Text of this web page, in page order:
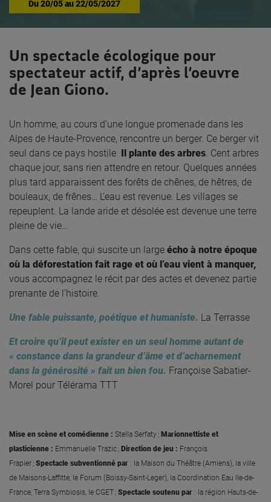
Du20/05au22/05/2027
Un spectacle écologique pour
spectateur actif, d’après l’oeuvre
de Jean Giono.
Un homme, au cours d’une longue promenade dans les
Alpes de Haute-Provence, rencontre un berger. Ce berger vit
seul dans ce pays hostile. Il plante des arbres. Cent arbres
chaque jour, sans rien attendre en retour. Quelques années
plus tard apparaissent des forêts de chênes, de hêtres, de
bouleaux, de frênes… L’eau est revenue. Les villages se
repeuplent. La lande aride et désolée est devenue une terre
pleine de vie…
Dans cette fable, qui suscite un large écho à notre époque
où la déforestation fait rage et où l’eau vient à manquer,
vous accompagnez le récit par des actes et devenez partie
prenante de l’histoire.
Une fable puissante, poétique et humaniste. La Terrasse
Et croire qu’il peut exister en un seul homme autant de
« constance dans la grandeur d’âme et d’acharnement
dans la générosité » fait un bien fou. Françoise Sabatier-
Morel pour Télérama TTT
Mise en scène et comédienne : Stella Serfaty ; Marionnettiste et
plasticienne : Emmanuelle Trazic ; Direction de jeu : François
Frapier ; Spectacle subventionné par : la Maison du Théâtre (Amiens), la ville
de Maisons-Laffitte, le Forum (Boissy-Saint-Leger), la Coordination Eau Ile-de-
France, Terra Symbiosis, le CGET ; Spectacle soutenu par : la région Hauts-de-